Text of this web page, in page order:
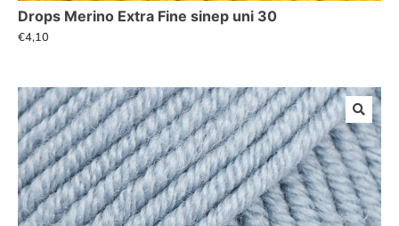
Drops Merino Extra Fine sinep uni 30
€4,10